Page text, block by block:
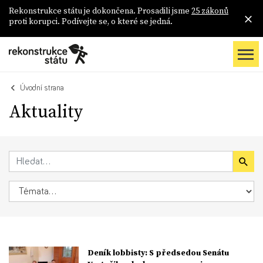
Rekonstrukce státu je dokončena. Prosadili jsme 25 zákonů
proti korupci. Podívejte se, o které se jedná.
Úvodní strana
Aktuality
Deník lobbisty: S předsedou Senátu